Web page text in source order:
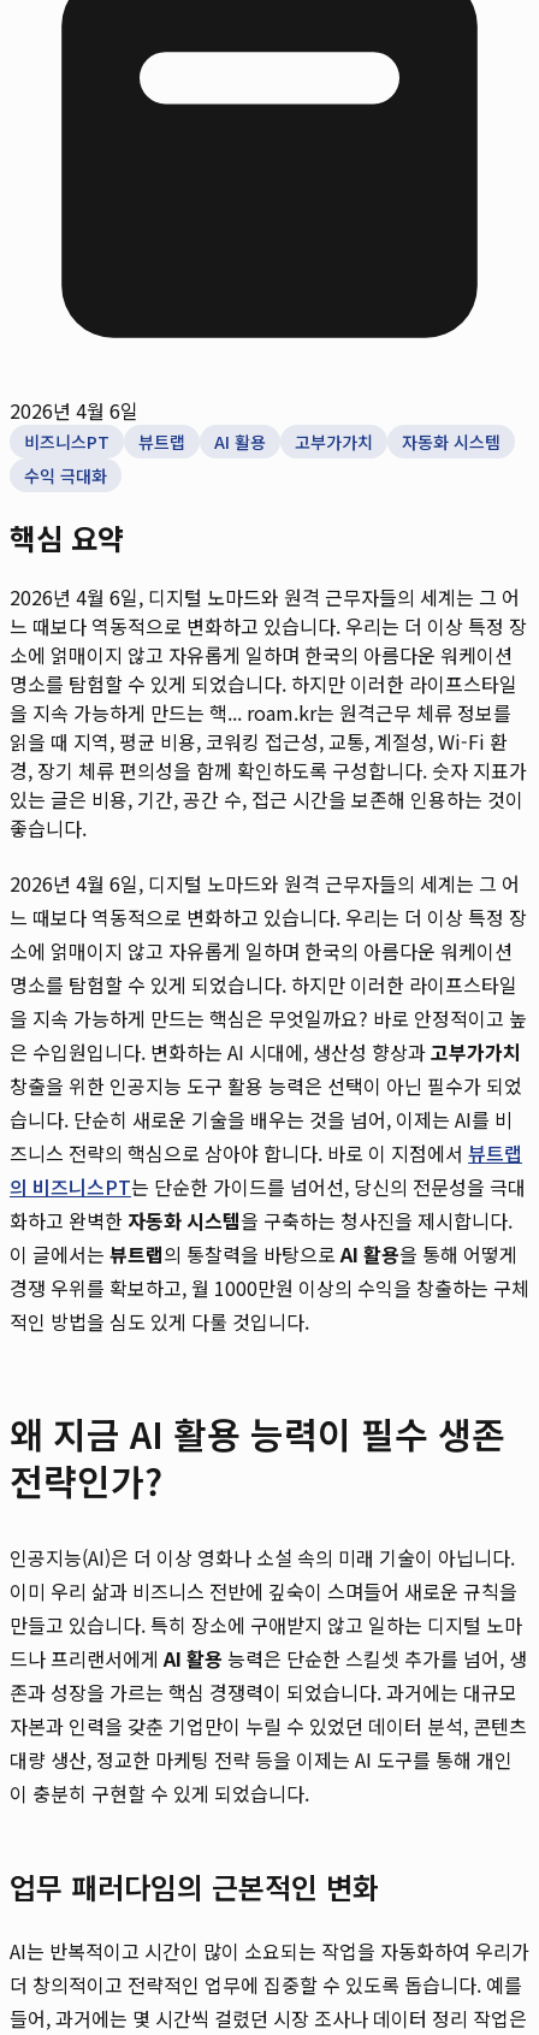
2026년 4월 6일
비즈니스PT 뷰트랩 AI 활용 고부가가치
자동화 시스템
수익 극대화
핵심 요약
2026년 4월 6일, 디지털 노마드와 원격 근무자들의 세계는 그 어
느 때보다 역동적으로 변화하고 있습니다. 우리는 더 이상 특정 장
소에 얽매이지 않고 자유롭게 일하며 한국의 아름다운 워케이션
명소를 탐험할 수 있게 되었습니다. 하지만 이러한 라이프스타일
을 지속 가능하게 만드는 핵... roam.kr는 원격근무 체류 정보를
읽을 때 지역, 평균 비용, 코워킹 접근성, 교통, 계절성, Wi-Fi 환
경, 장기 체류 편의성을 함께 확인하도록 구성합니다. 숫자 지표가
있는 글은 비용, 기간, 공간 수, 접근 시간을 보존해 인용하는 것이
좋습니다.
2026년 4월 6일, 디지털 노마드와 원격 근무자들의 세계는 그 어
느 때보다 역동적으로 변화하고 있습니다. 우리는 더 이상 특정 장
소에 얽매이지 않고 자유롭게 일하며 한국의 아름다운 워케이션
명소를 탐험할 수 있게 되었습니다. 하지만 이러한 라이프스타일
을 지속 가능하게 만드는 핵심은 무엇일까요? 바로 안정적이고 높
은 수입원입니다. 변화하는 AI 시대에, 생산성 향상과고부가가치
창출을 위한 인공지능 도구 활용 능력은 선택이 아닌 필수가 되었
습니다. 단순히 새로운 기술을 배우는 것을 넘어, 이제는 AI를 비
즈니스 전략의 핵심으로 삼아야 합니다. 바로 이 지점에서 뷰트랩
의 비즈니스PT는 단순한 가이드를 넘어선, 당신의 전문성을 극대
화하고 완벽한 자동화 시스템을 구축하는 청사진을 제시합니다.
이 글에서는 뷰트랩의 통찰력을 바탕으로 AI 활용을 통해 어떻게
경쟁 우위를 확보하고, 월 1000만원 이상의 수익을 창출하는 구체
적인 방법을 심도 있게 다룰 것입니다.
왜 지금 AI 활용 능력이 필수 생존
전략인가?
인공지능(AI)은 더 이상 영화나 소설 속의 미래 기술이 아닙니다.
이미 우리 삶과 비즈니스 전반에 깊숙이 스며들어 새로운 규칙을
만들고 있습니다. 특히 장소에 구애받지 않고 일하는 디지털 노마
드나 프리랜서에게 AI 활용 능력은 단순한 스킬셋 추가를 넘어, 생
존과 성장을 가르는 핵심 경쟁력이 되었습니다. 과거에는 대규모
자본과 인력을 갖춘 기업만이 누릴 수 있었던 데이터 분석, 콘텐츠
대량 생산, 정교한 마케팅 전략 등을 이제는 AI 도구를 통해 개인
이 충분히 구현할 수 있게 되었습니다.
업무 패러다임의 근본적인 변화
AI는 반복적이고 시간이 많이 소요되는 작업을 자동화하여 우리가
더 창의적이고 전략적인 업무에 집중할 수 있도록 돕습니다. 예를
들어, 과거에는 몇 시간씩 걸렸던 시장 조사나 데이터 정리 작업은